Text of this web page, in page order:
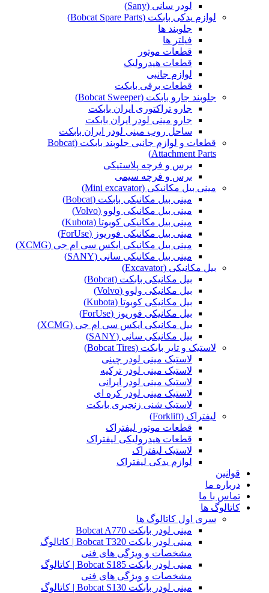
لودر سانی (Sany)
لوازم یدکی بابکت (Bobcat Spare Parts)
جلوبند ها
فیلتر ها
قطعات موتور
قطعات هیدرولیک
لوازم جانبی
قطعات برقی بابکت
جلوبند جارو بابکت (Bobcat Sweeper)
جارو تراکتوری ایران بابکت
جارو مینی لودر ایران بابکت
ساحل روب مینی لودر ایران بابکت
قطعات و لوازم جانبی جلوبند بابکت (Bobcat
Attachment Parts)
برس و فرچه پلاستیکی
برس و فرچه سیمی
مینی بیل مکانیکی (Mini excavator)
مینی بیل مکانیکی بابکت (Bobcat)
مینی بیل مکانیکی ولوو (Volvo)
مینی بیل مکانیکی کوبوتا (Kubota)
مینی بیل مکانیکی فوریوز (ForUse)
مینی بیل مکانیکی ایکس سی ام جی (XCMG)
مینی بیل مکانیکی سانی (SANY)
بیل مکانیکی (Excavator)
بیل مکانیکی بابکت (Bobcat)
بیل مکانیکی ولوو (Volvo)
بیل مکانیکی کوبوتا (Kubota)
بیل مکانیکی فوریوز (ForUse)
بیل مکانیکی ایکس سی ام جی (XCMG)
بیل مکانیکی سانی (SANY)
لاستیک و تایر بابکت (Bobcat Tires)
لاستیک مینی لودر چینی
لاستیک مینی لودر ترکیه
لاستیک مینی لودر ایرانی
لاستیک مینی لودر کره ای
لاستیک شنی زنجیری بابکت
لیفتراک (Forklift)
قطعات موتور لیفتراک
قطعات هیدرولیکی لیفتراک
لاستیک لیفتراک
لوازم یدکی لیفتراک
قوانین
درباره ما
تماس با ما
کاتالوگ ها
سری اول کاتالوگ ها
مینی لودر بابکت Bobcat A770
مینی لودر بابکت Bobcat T320 | کاتالوگ
مشخصات و ویژگی های فنی
مینی لودر بابکت Bobcat S185 | کاتالوگ
مشخصات و ویژگی های فنی
مینی لودر بابکت Bobcat S130 | کاتالوگ